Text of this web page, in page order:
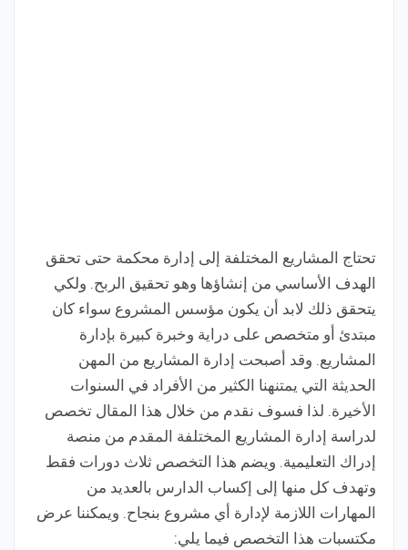
تحتاج المشاريع المختلفة إلى إدارة محكمة حتى تحقق
الهدف الأساسي من إنشاؤها وهو تحقيق الربح. ولكي
يتحقق ذلك لابد أن يكون مؤسس المشروع سواء كان
مبتدئ أو متخصص على دراية وخبرة كبيرة بإدارة
المشاريع. وقد أصبحت إدارة المشاريع من المهن
الحديثة التي يمتنهنا الكثير من الأفراد في السنوات
الأخيرة. لذا فسوف نقدم من خلال هذا المقال تخصص
لدراسة إدارة المشاريع المختلفة المقدم من منصة
إدراك التعليمية. ويضم هذا التخصص ثلاث دورات فقط
وتهدف كل منها إلى إكساب الدارس بالعديد من
المهارات اللازمة لإدارة أي مشروع بنجاح. ويمكننا عرض
مكتسبات هذا التخصص فيما يلي: